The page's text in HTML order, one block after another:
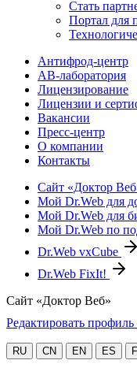
Стать
Портал для
Антифрод-центр
АВ-лаборатория
Лицензирование
Лицензии и
Вакансии
Пресс-центр
О компании
Контакты
Сайт «Доктор
Мой Dr.Web для
Мой Dr.Web для
Мой Dr.Web по
Dr.Web vxCube
Dr.Web FixIt!
Сайт «Доктор Веб»
Редактировать профиль
RU CN EN ES